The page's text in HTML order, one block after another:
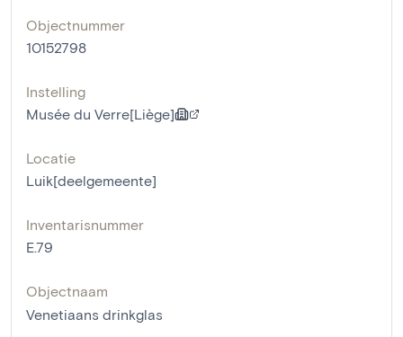
Objectnummer
10152798
Instelling
Musée du Verre[Liège]
Locatie
Luik[deelgemeente]
Inventarisnummer
E.79
Objectnaam
Venetiaans drinkglas